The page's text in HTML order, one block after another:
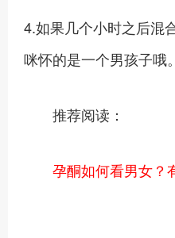
4.如果几个小时之后混
咪怀的是一个男孩子哦。
推荐阅读：
孕酮如何看男女？